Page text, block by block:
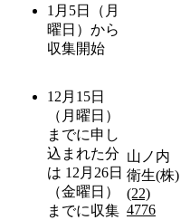
1月5日（月
曜日）から
収集開始
12月15日
（月曜日）
までに申し
込まれた分
は 12月26日
（金曜日）
までに収集
山ノ内
衛生(株)
(22)
4776